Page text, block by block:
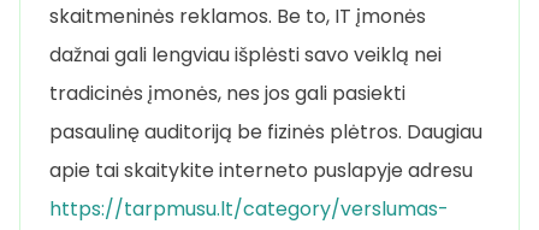
skaitmeninės reklamos. Be to, IT įmonės
dažnai gali lengviau išplėsti savo veiklą nei
tradicinės įmonės, nes jos gali pasiekti
pasaulinę auditoriją be fizinės plėtros. Daugiau
apie tai skaitykite interneto puslapyje adresu
https://tarpmusu.lt/category/verslumas-